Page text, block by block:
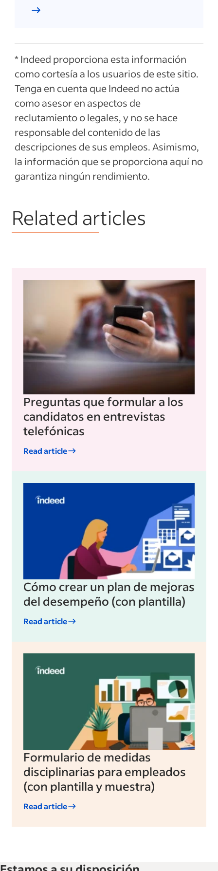
* Indeed proporciona esta información
como cortesía a los usuarios de este sitio.
Tenga en cuenta que Indeed no actúa
como asesor en aspectos de
reclutamiento o legales, y no se hace
responsable del contenido de las
descripciones de sus empleos. Asimismo,
la información que se proporciona aquí no
garantiza ningún rendimiento.
Related articles
Preguntas que formular a los
candidatos en entrevistas
telefónicas
Read article
Cómo crear un plan de mejoras
del desempeño (con plantilla)
Read article
Formulario de medidas
disciplinarias para empleados
(con plantilla y muestra)
Read article